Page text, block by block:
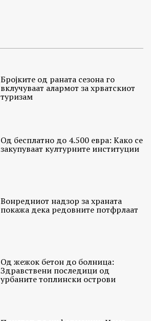
Бројките од раната сезона го
вклучуваат алармот за хрватскиот
туризам
Од бесплатно до 4.500 евра: Како се
закупуваат културните институции
Вонредниот надзор за храната
покажа дека редовните потфрлаат
Од жежок бетон до болница:
Здравствени последици од
урбаните топлински острови